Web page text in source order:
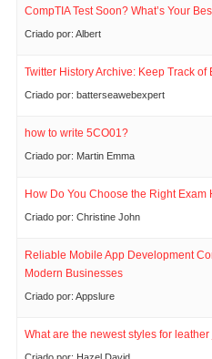
CompTIA Test Soon? What’s Your
Criado por: Albert
Twitter History Archive: Keep Track of
Criado por: batterseawebexpert
how to write 5CO01?
Criado por: Martin Emma
How Do You Choose the Right Exam
Criado por: Christine John
Reliable Mobile App Development
Modern Businesses
Criado por: Appslure
What are the newest styles for